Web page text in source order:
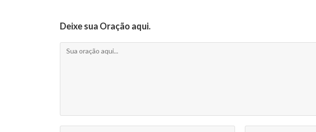
Deixe sua Oração aqui.